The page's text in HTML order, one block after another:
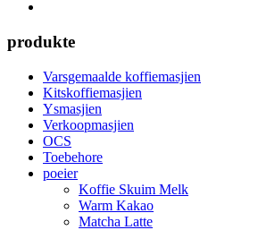
produkte
Varsgemaalde koffiemasjien
Kitskoffiemasjien
Ysmasjien
Verkoopmasjien
OCS
Toebehore
poeier
Koffie Skuim Melk
Warm Kakao
Matcha Latte